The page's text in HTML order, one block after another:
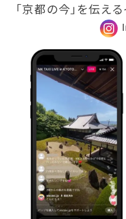
「京都の今」を伝え